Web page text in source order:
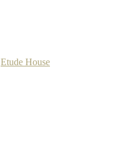
Etude House